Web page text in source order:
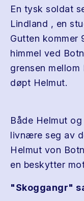
En tysk soldat
Lindland , en
Gutten kommer
himmel ved
grensen
døpt Helmut.
Både Helmut
livnære seg av
Helmut von
en beskytter
"Skoggangr"